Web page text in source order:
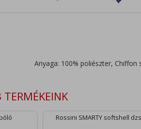
Anyaga: 100% poliészter, Chiffon
TERMÉKEINK
Rossini SMARTY softshell